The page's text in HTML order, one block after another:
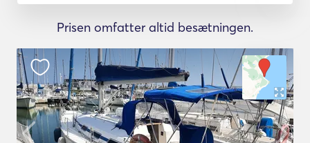
Prisen omfatter altid besætningen.